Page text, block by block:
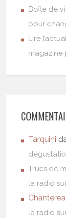
Boîte de
pour
Lire
magazine
Tarquini
Trucs de
la radio
la radio